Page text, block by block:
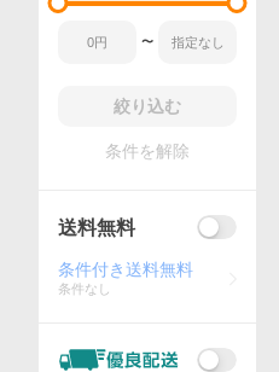
〜
絞り込む
条件を解除
送料無料
条件付き送料無料
条件なし